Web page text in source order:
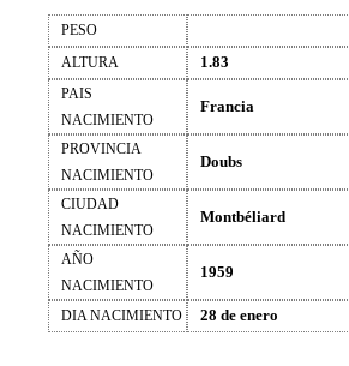
PESO
ALTURA
1.83
PAIS
NACIMIENTO
Francia
PROVINCIA
NACIMIENTO
Doubs
CIUDAD
NACIMIENTO
Montbéliard
AÑO
NACIMIENTO
1959
DIA NACIMIENTO 28 de enero